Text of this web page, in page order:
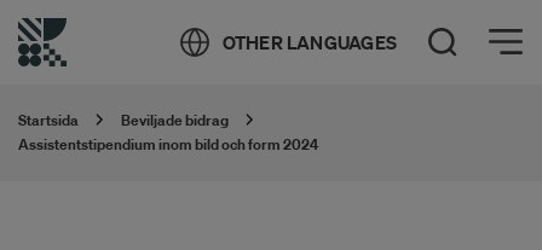
OTHER LANGUAGES Öppna sök
Öppna meny
Startsida
Beviljade bidrag
Assistentstipendium inom bild och form 2024